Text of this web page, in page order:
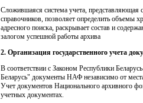
Сложившаяся система учета,
справочников, позволяет определить объемы
адресного поиска, раскрывает состав и
залогом успешной работы архива
2. Организация государственного учета
В соответствии с Законом Республики
Беларусь" документы НАФ независимо от
Учет документов Национального архивного
учетных документах.